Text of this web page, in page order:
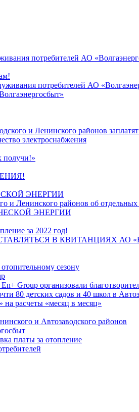
потребителей АО
потребителей АО
и Ленинского районов
электроснабжения
получи!»
ЭНЕРГИИ
и Ленинского районов об отдельных
ЭНЕРГИИ
за 2022 год!
В КВИТАНЦИЯХ АО
сезону
организовали
80 детских садов и 40 школ в
на расчеты «месяц в месяц»
и Автозаводского районов
платы за отопление